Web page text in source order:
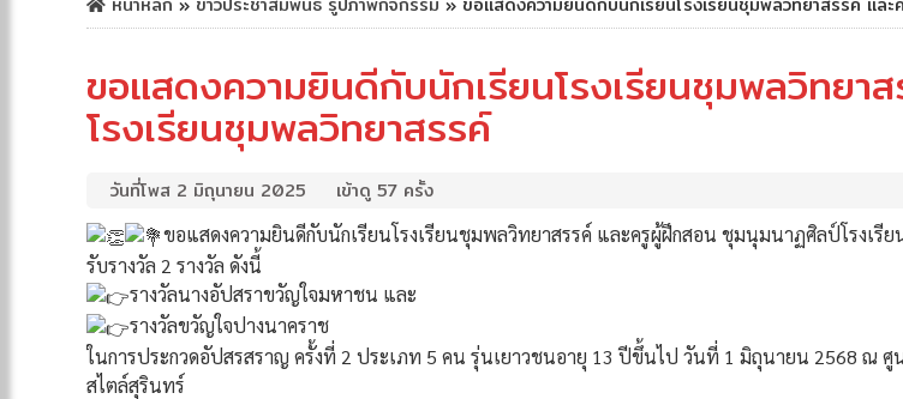
ขอแสดงความยินดีกับนักเรียนโรงเรียนชุมพลวิทย
โรงเรียนชุมพลวิทยาสรรค์
วันที่โพส 2 มิถุนายน 2025 เข้าดู 57 ครั้ง
ขอแสดงความยินดีกับนักเรียนโรงเรียนชุมพลวิทยาสรรค์ และครูผู้ฝึกสอน ชุมนุมนาฏศิลป์โรงเรี
รับรางวัล 2 รางวัล ดังนี้
รางวัลนางอัปสราขวัญใจมหาชน และ
รางวัลขวัญใจปางนาคราช
ในการประกวดอัปสรสราญ ครั้งที่ 2 ประเภท 5 คน รุ่นเยาวชนอายุ 13 ปีขึ้นไป วันที่ 1 มิถุนายน 2568 ณ ศู
สไตล์สุรินทร์